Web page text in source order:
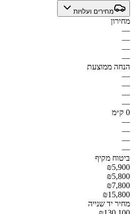
מחירים ועלויות
מחירון
—
—
—
—
הנחה ממוצעת
—
—
—
—
0 ק״מ
—
—
—
—
ביטוח מקיף
₪5,900
₪5,800
₪7,800
₪15,800
מחיר יד שנייה